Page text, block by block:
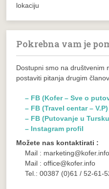
lokaciju
Pokrebna vam je
Dostupni smo na društvenim
postaviti pitanja drugim
– FB (Kofer – Sve o
– FB (Travel centar – V.P)
– FB (Putovanje u
– Instagram profil
Možete nas kontaktirati :
Mail : marketing@kofer.info
Mail : office@kofer.info
Tel.: 00387 (0)61 / 52-61-